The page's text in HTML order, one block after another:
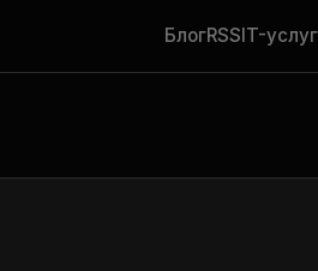
БлогRSSIT-